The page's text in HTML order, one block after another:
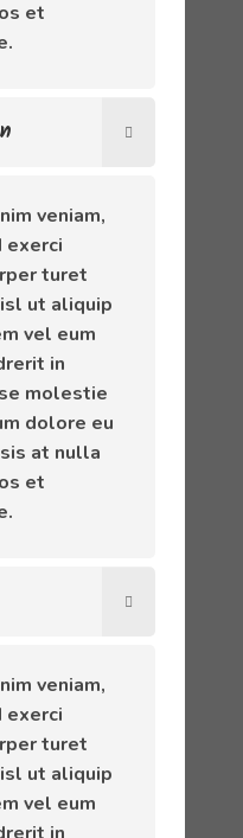
et
veniam,
exerci
turet
ut aliquip
vel eum
in
molestie
dolore eu
at nulla
et
veniam,
exerci
turet
ut aliquip
vel eum